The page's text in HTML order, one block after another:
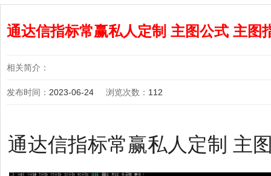
通达信指标常赢私人定制 主图公式 主图
相关简介：
发布时间： 2023-06-24 浏览次数： 112
通达信指标常赢私人定制 主